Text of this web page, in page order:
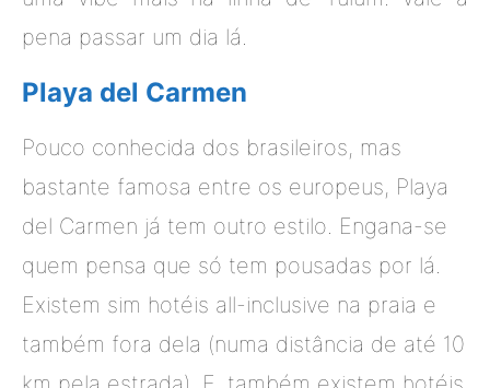
pena passar um dia lá.
Playa del Carmen
Pouco conhecida dos brasileiros, mas
bastante famosa entre os europeus, Playa
del Carmen já tem outro estilo. Engana-se
quem pensa que só tem pousadas por lá.
Existem sim hotéis all-inclusive na praia e
também fora dela (numa distância de até 10